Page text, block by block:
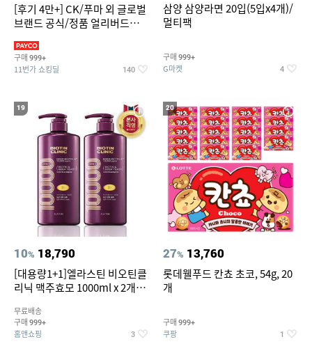
[후기 4만+] CK/푸마 외 글로벌
브랜드 공식/정품 얼리버드
구매 999+
11번가 쇼킹딜 140
삼양 삼양라면 20입(5입x4개)/
멀티팩
구매 999+
G마켓 4
19
10% 18,790
[대용량1+1]엘라스틴 비오틴클
리닉 맥주효모 1000ml x 2개
무료배송
구매 999+
홈앤쇼핑 3
20
27% 13,760
롯데웰푸드 칸쵸 초코, 54g, 20
개
구매 999+
쿠팡 1